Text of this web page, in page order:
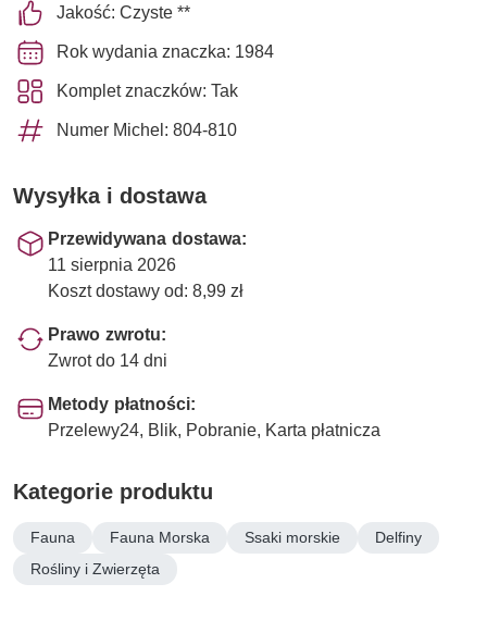
Jakość: Czyste **
Rok wydania znaczka: 1984
Komplet znaczków: Tak
Numer Michel: 804-810
Wysyłka i dostawa
Przewidywana dostawa:
11 sierpnia 2026
Koszt dostawy od: 8,99 zł
Prawo zwrotu:
Zwrot do 14 dni
Metody płatności:
Przelewy24, Blik, Pobranie, Karta płatnicza
Kategorie produktu
Fauna Fauna Morska Ssaki morskie
Delfiny
Rośliny i Zwierzęta